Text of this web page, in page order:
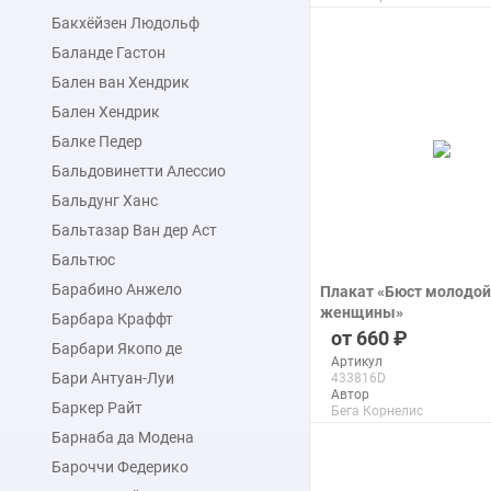
Бакхёйзен Людольф
Баланде Гастон
Бален ван Хендрик
Бален Хендрик
Балке Педер
Бальдовинетти Алессио
Бальдунг Ханс
Бальтазар Ван дер Аст
Бальтюс
Барабино Анжело
Барбара Краффт
Барбари Якопо де
Бари Антуан-Луи
Баркер Райт
Барнаба да Модена
Бароччи Федерико
Плакат «Бюст молодой
женщины»
печать на бумаге
660
Артикул
433816D
Автор
Бега Корнелис